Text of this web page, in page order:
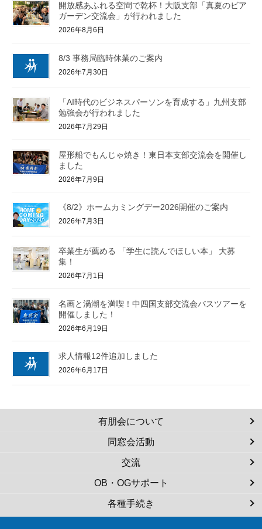
開放感あふれる空間で乾杯！大阪支部「真夏のビア
ガーデン交流会」が行われました
2026年8月6日
8/3 事務局臨時休業のご案内
2026年7月30日
「AI時代のビジネスパーソンを育成する」九州支部
勉強会が行われました
2026年7月29日
屋形船でもんじゃ焼き！東日本支部交流会を開催し
ました
2026年7月9日
《8/2》ホームカミングデー2026開催のご案内
2026年7月3日
卒業生が薦める 「学生に読んでほしい本」 大募
集！
2026年7月1日
名画と渦潮を満喫！中四国支部交流会バスツアーを
開催しました！
2026年6月19日
求人情報12件追加しました
2026年6月17日
有朋会について
同窓会活動
交流
OB・OGサポート
各種手続き